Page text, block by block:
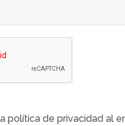
política de privacidad al